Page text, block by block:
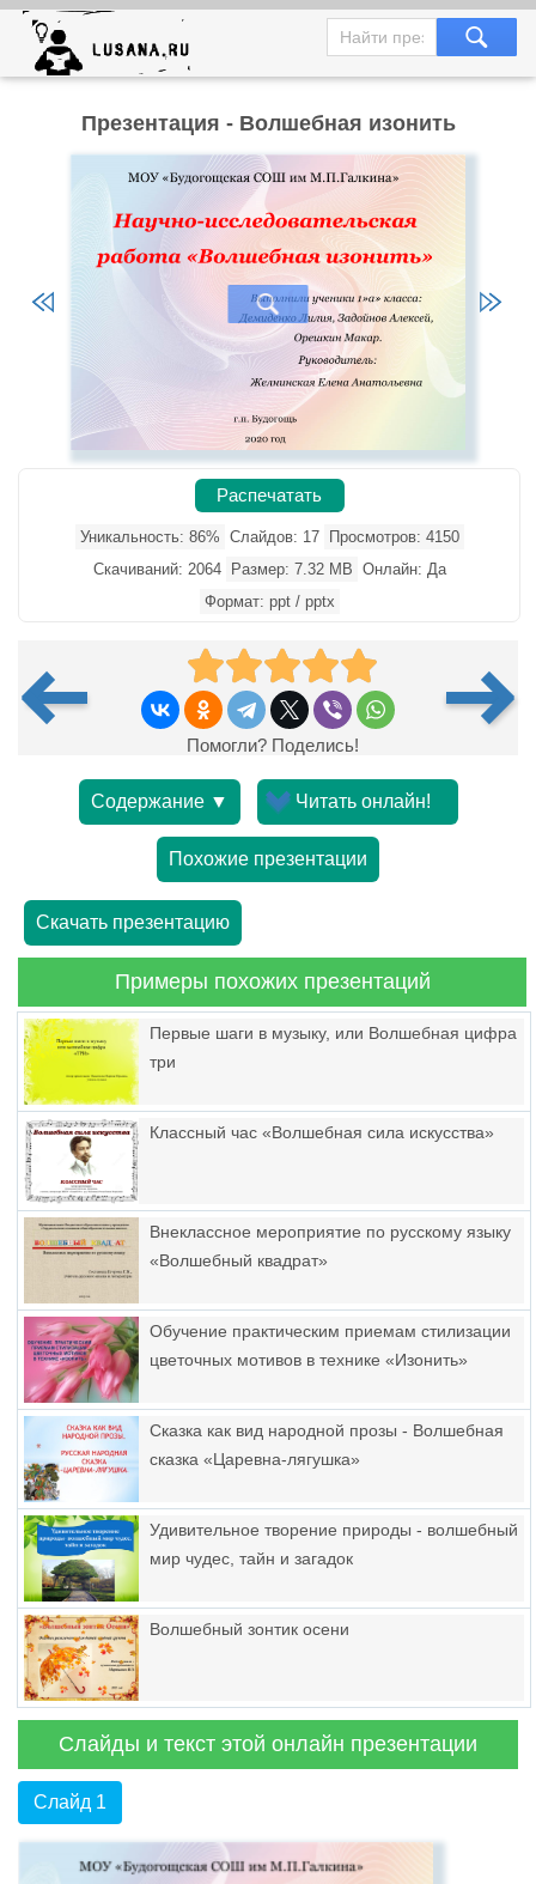
Презентация - Волшебная изонить
Распечатать
Уникальность: 86% Слайдов: 17
Просмотров: 4150
Скачиваний: 2064
Размер: 7.32 MB Онлайн: Да
Формат: ppt / pptx
Помогли? Поделись!
Содержание ▼ Читать онлайн!
Похожие презентации
Скачать презентацию
Примеры похожих презентаций
Первые шаги в музыку, или Волшебная цифра
три
Классный час «Волшебная сила искусства»
Внеклассное мероприятие по русскому языку
«Волшебный квадрат»
Обучение практическим приемам стилизации
цветочных мотивов в технике «Изонить»
Сказка как вид народной прозы - Волшебная
сказка «Царевна-лягушка»
Удивительное творение природы - волшебный
мир чудес, тайн и загадок
Волшебный зонтик осени
Слайды и текст этой онлайн презентации
Слайд 1